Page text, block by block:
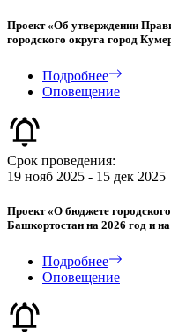
Проект «Об утверждении
городского округа город
Подробнее
Оповещение
Срок проведения:
19 нояб 2025 - 15 дек 2025
Проект «О бюджете
Башкортостан на 2026 год и
Подробнее
Оповещение